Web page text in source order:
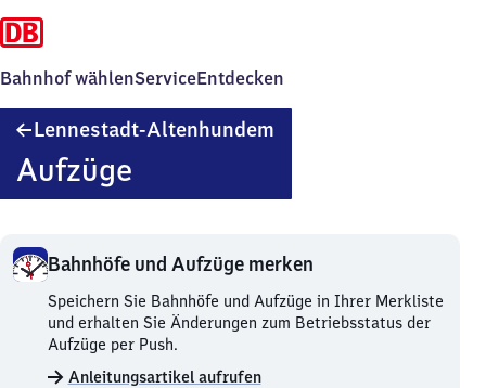
Bahnhof wählenServiceEntdecken
Lennestadt-Altenhundem
Aufzüge
Bahnhöfe und Aufzüge merken
Bahnhöfe
und
Aufzüge
merken.
Speichern Sie Bahnhöfe und Aufzüge in Ihrer Merkliste
und erhalten Sie Änderungen zum Betriebsstatus der
Aufzüge per Push.
Anleitungsartikel aufrufen